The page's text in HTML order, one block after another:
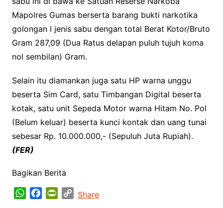
Mapolres Gumas berserta barang bukti narkotika
golongan I jenis sabu dengan total Berat Kotor/Bruto
Gram 287,09 (Dua Ratus delapan puluh tujuh koma
nol sembilan) Gram.
Selain itu diamankan juga satu HP warna unggu
beserta Sim Card, satu Timbangan Digital beserta
kotak, satu unit Sepeda Motor warna Hitam No. Pol
(Belum keluar) beserta kunci kontak dan uang tunai
sebesar Rp. 10.000.000,- (Sepuluh Juta Rupiah).
(FER)
Bagikan Berita
W
CShare